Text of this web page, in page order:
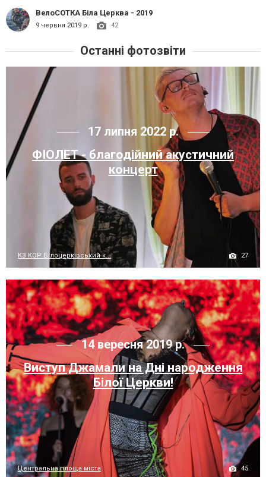
ВелоСОТКА Біла Церква - 2019
9 червня 2019 р. 42
Останні фотозвіти
17 липня 2022 р.
ФІОЛЕТ - благодійний акустичний
концерт
КЗ КОР Білоцерківський к... 27
14 вересня 2019 р.
Виступ Джамали на Дні народження
Білої Церкви!
Центральна площа міста 45